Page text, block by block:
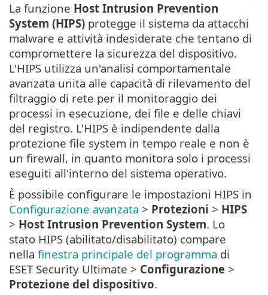
La funzione Host Intrusion Prevention
System (HIPS) protegge il sistema da attacchi
malware e attività indesiderate che tentano di
compromettere la sicurezza del dispositivo.
L'HIPS utilizza un'analisi comportamentale
avanzata unita alle capacità di rilevamento del
filtraggio di rete per il monitoraggio dei
processi in esecuzione, dei file e delle chiavi
del registro. L'HIPS è indipendente dalla
protezione file system in tempo reale e non è
un firewall, in quanto monitora solo i processi
eseguiti all'interno del sistema operativo.
È possibile configurare le impostazioni HIPS in
Configurazione avanzata > Protezioni > HIPS
> Host Intrusion Prevention System. Lo
stato HIPS (abilitato/disabilitato) compare
nella finestra principale del programma di
ESET Security Ultimate > Configurazione >
Protezione del dispositivo.